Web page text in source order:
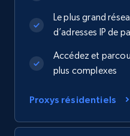
Le plus grand
d’adresses IP de
Accédez et
plus complexes
Proxys résidentiels